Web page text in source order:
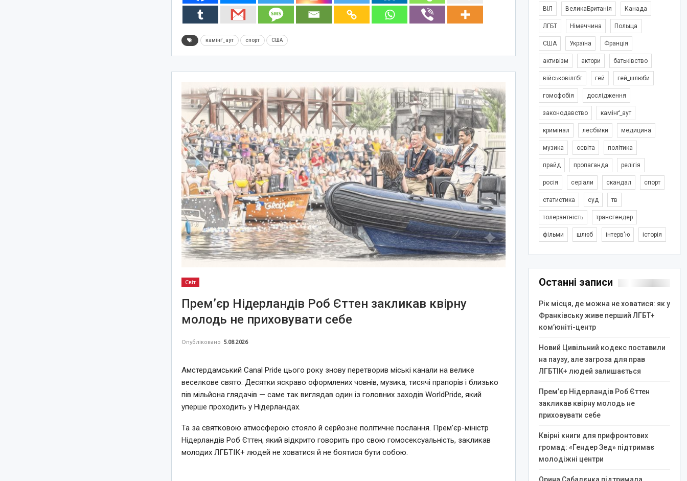
камінґ_аут спорт США
Світ
Прем’єр Нідерландів Роб Єттен закликав квірну
молодь не приховувати себе
Опубліковано 5.08.2026
Амстердамський Canal Pride цього року знову перетворив міські канали на велике
веселкове свято. Десятки яскраво оформлених човнів, музика, тисячі прапорів і близько
пів мільйона глядачів — саме так виглядав один із головних заходів WorldPride, який
уперше проходить у Нідерландах.
Та за святковою атмосферою стояло й серйозне політичне послання. Прем’єр-міністр
Нідерландів Роб Єттен, який відкрито говорить про свою гомосексуальність, закликав
молодих ЛГБТІК+ людей не ховатися й не боятися бути собою.
ВІЛ ВеликаБританія Канада
ЛГБТ Німеччина Польща
США Україна Франція
активізм актори батьківство
військовілгбт гей гей_шлюби
гомофобія дослідження
законодавство камінґ_аут
кримінал лесбійки медицина
музика освіта політика
прайд пропаганда релігія
росія серіали скандал спорт
статистика суд тв
толерантність трансгендер
фільми шлюб інтерв'ю історія
Останні записи
Рік місця, де можна не ховатися: як у
Франківську живе перший ЛГБТ+
ком’юніті-центр
Новий Цивільний кодекс поставили
на паузу, але загроза для прав
ЛГБТІК+ людей залишається
Прем’єр Нідерландів Роб Єттен
закликав квірну молодь не
приховувати себе
Квірні книги для прифронтових
громад: «Гендер Зед» підтримає
молодіжні центри